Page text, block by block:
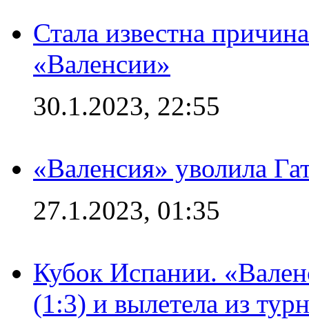
Стала известна
«Валенсии»
30.1.2023, 22:55
«Валенсия» уволила
27.1.2023, 01:35
Кубок Испании.
(1:3) и вылетела из